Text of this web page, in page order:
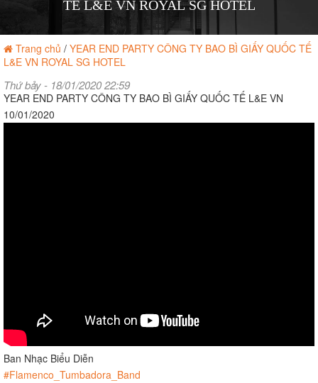
TẾ L&E VN ROYAL SG HOTEL
Trang chủ / YEAR END PARTY CÔNG TY BAO BÌ GIẤY QUỐC TẾ
L&E VN ROYAL SG HOTEL
Thứ bảy - 18/01/2020 22:59
YEAR END PARTY CÔNG TY BAO BÌ GIẤY QUỐC TẾ L&E VN
10/01/2020
Ban Nhạc Biểu Diễn
#Flamenco_Tumbadora_Band